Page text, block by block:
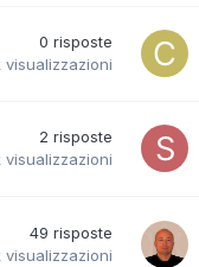
0 risposte
visualizzazioni
2 risposte
visualizzazioni
49 risposte
visualizzazioni